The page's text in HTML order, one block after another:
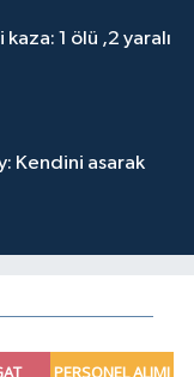
1 ölü ,2 yaralı
Kendini asarak